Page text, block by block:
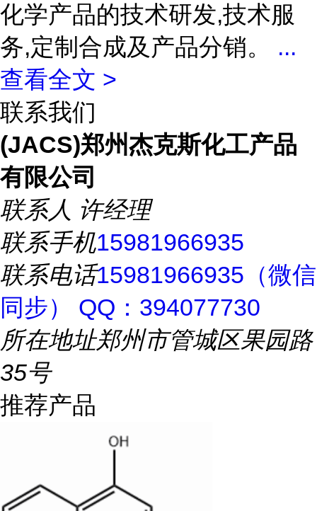
化学产品的技术研发,技术服
务,定制合成及产品分销。 ...
查看全文 >
联系我们
(JACS)郑州杰克斯化工产品
有限公司
联系人 许经理
联系手机15981966935
联系电话15981966935（微信
同步） QQ：394077730
所在地址郑州市管城区果园路
35号
推荐产品